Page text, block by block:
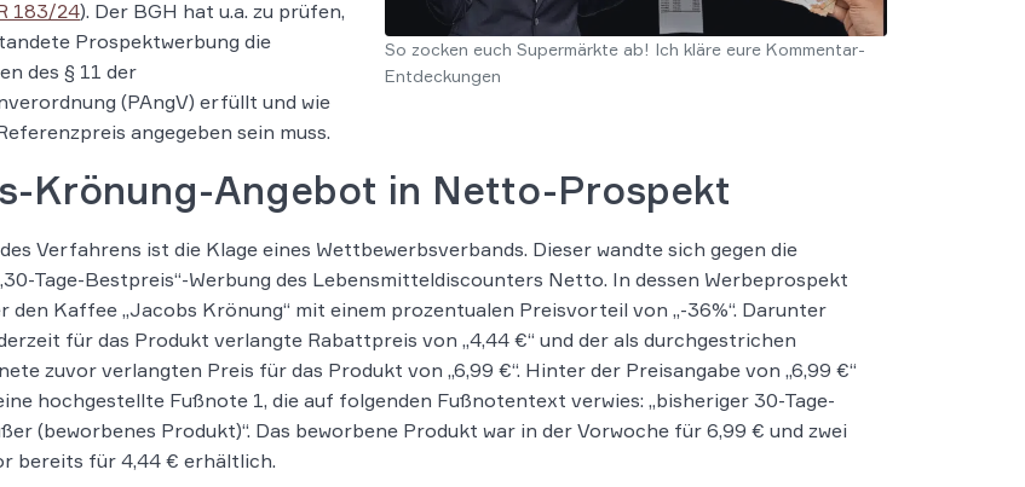
So zocken euch Supermärkte ab! Ich kläre eure Kommentar-
Entdeckungen
183/24). Der BGH hat u.a. zu prüfen,
Prospektwerbung die
des § 11 der
(PAngV) erfüllt und wie
angegeben sein muss.
Krönung-Angebot in Netto-Prospekt
Verfahrens ist die Klage eines Wettbewerbsverbands. Dieser wandte sich gegen die
Tage-Bestpreis“-Werbung des Lebensmitteldiscounters Netto. In dessen Werbeprospekt
den Kaffee „Jacobs Krönung“ mit einem prozentualen Preisvorteil von „-36%“. Darunter
für das Produkt verlangte Rabattpreis von „4,44 €“ und der als durchgestrichen
zuvor verlangten Preis für das Produkt von „6,99 €“. Hinter der Preisangabe von „6,99 €“
hochgestellte Fußnote 1, die auf folgenden Fußnotentext verwies: „bisheriger 30-Tage-
(beworbenes Produkt)“. Das beworbene Produkt war in der Vorwoche für 6,99 € und zwei
bereits für 4,44 € erhältlich.